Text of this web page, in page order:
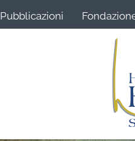
Pubblicazioni